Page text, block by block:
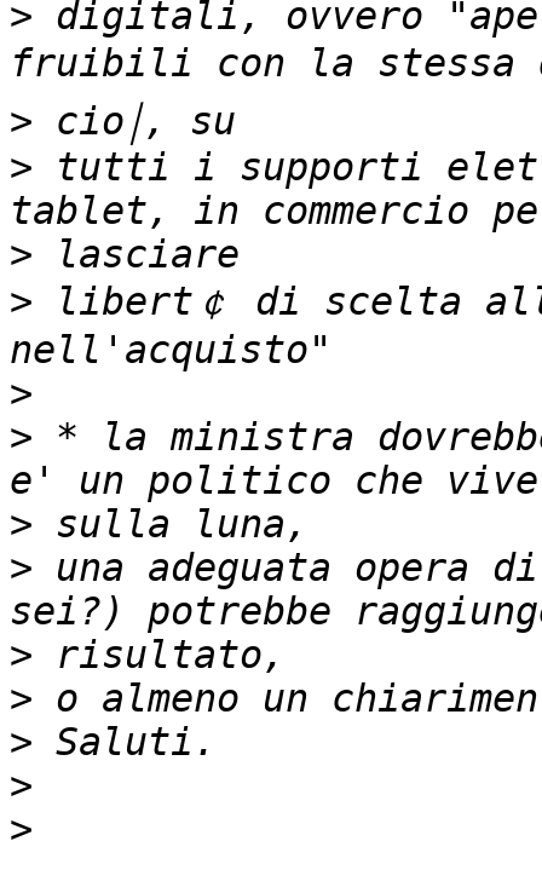
> digitali, ovvero
>
> tutti i supporti
>
> libert￠ di scelta
>
> * la ministra
>
> una adeguata opera
>
>
>
>
>